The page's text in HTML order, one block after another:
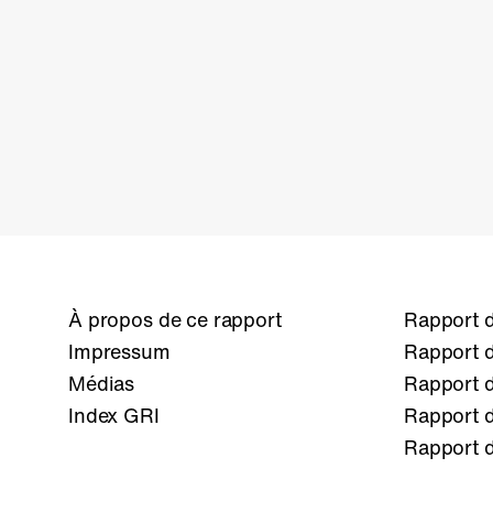
À propos de ce rapport
Impressum
Médias
Index GRI
Rapport
Rapport
Rapport
Rapport
Rapport